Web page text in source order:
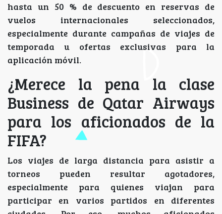
hasta un 50 % de descuento en reservas de
vuelos internacionales seleccionados,
especialmente durante campañas de viajes de
temporada u ofertas exclusivas para la
aplicación móvil.
¿Merece la pena la clase
Business de Qatar Airways
para los aficionados de la
FIFA?
Los viajes de larga distancia para asistir a
torneos pueden resultar agotadores,
especialmente para quienes viajan para
participar en varios partidos en diferentes